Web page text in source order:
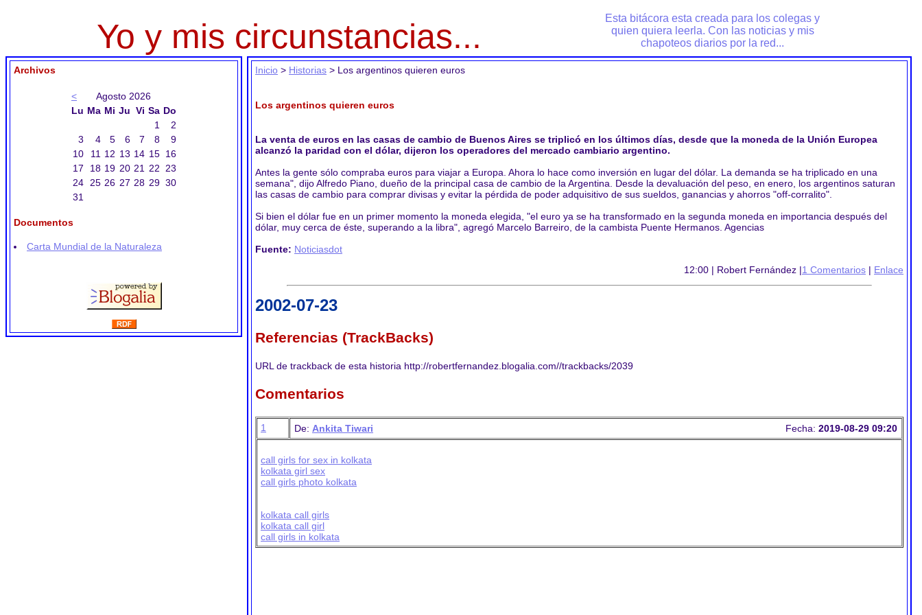
Yo y mis circunstancias...
Esta bitácora esta creada para los colegas y
quien quiera leerla. Con las noticias y mis
chapoteos diarios por la red...
Archivos
<
Agosto 2026
Lu Ma Mi Ju Vi Sa Do
1
2
3
4 5 6 7 8
9
10
11 12 13 14 15 16
17
18 19 20 21 22
23
24
25 26 27 28 29 30
31
Documentos
Carta Mundial de la Naturaleza
Inicio > Historias > Los argentinos quieren euros
Los argentinos quieren euros
La venta de euros en las casas de cambio de Buenos Aires se triplicó en los últimos días, desde que la moneda de la Unión Europea
alcanzó la paridad con el dólar, dijeron los operadores del mercado cambiario argentino.
Antes la gente sólo compraba euros para viajar a Europa. Ahora lo hace como inversión en lugar del dólar. La demanda se ha triplicado en una
semana", dijo Alfredo Piano, dueño de la principal casa de cambio de la Argentina. Desde la devaluación del peso, en enero, los argentinos saturan
las casas de cambio para comprar divisas y evitar la pérdida de poder adquisitivo de sus sueldos, ganancias y ahorros "off-corralito".
Si bien el dólar fue en un primer momento la moneda elegida, "el euro ya se ha transformado en la segunda moneda en importancia después del
dólar, muy cerca de éste, superando a la libra", agregó Marcelo Barreiro, de la cambista Puente Hermanos. Agencias
Fuente: Noticiasdot
12:00 | Robert Fernández |1 Comentarios | Enlace
2002-07-23
Referencias (TrackBacks)
URL de trackback de esta historia http://robertfernandez.blogalia.com//trackbacks/2039
Comentarios
1 De: Ankita Tiwari Fecha: 2019-08-29 09:20
call girls for sex in kolkata
kolkata girl sex
call girls photo kolkata
kolkata call girls
kolkata call girl
call girls in kolkata